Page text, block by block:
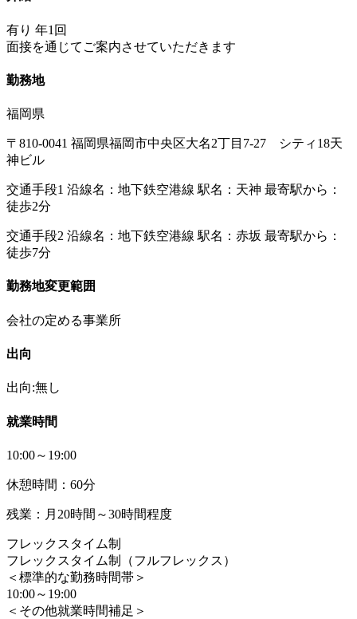
有り 年1回
面接を通じてご案内させていただきます
勤務地
福岡県
〒810-0041 福岡県福岡市中央区大名2丁目7-27 シティ18天
神ビル
交通手段1 沿線名：地下鉄空港線 駅名：天神 最寄駅から：
徒歩2分
交通手段2 沿線名：地下鉄空港線 駅名：赤坂 最寄駅から：
徒歩7分
勤務地変更範囲
会社の定める事業所
出向
出向:無し
就業時間
10:00～19:00
休憩時間：60分
残業：月20時間～30時間程度
フレックスタイム制
フレックスタイム制（フルフレックス）
＜標準的な勤務時間帯＞
10:00～19:00
＜その他就業時間補足＞